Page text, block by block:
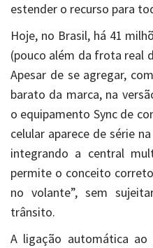
estender o recurso para
Hoje, no Brasil, há 41
(pouco além da frota real
Apesar de se agregar,
barato da marca, na
o equipamento Sync de
celular aparece de série
integrando a central
permite o conceito
no volante”, sem
trânsito.
A ligação automática ao